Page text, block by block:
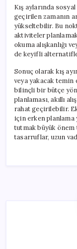
Kış aylarında
geçirilen zamanın
yükseltebilir. Bu
aktiviteler
okuma alışkanlığı
de keyifli
Sonuç olarak kış
veya yakacak temin
bilinçli bir bütçe
planlaması, akıllı
rahat geçirilebilir.
için erken planlama
tutmak büyük önem
tasarruflar, uzun